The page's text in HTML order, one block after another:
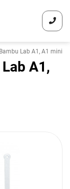
Lab A1, A1 mini
A1,